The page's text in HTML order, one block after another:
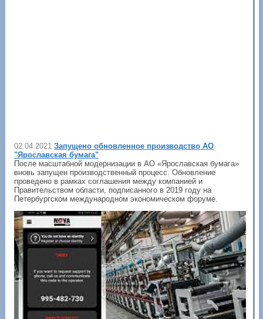
02.04.2021 Запущено обновленное производство АО
"Ярославская бумага"
После масштабной модернизации в АО «Ярославская бумага»
вновь запущен производственный процесс. Обновление
проведено в рамках соглашения между компанией и
Правительством области, подписанного в 2019 году на
Петербургском международном экономическом форуме.